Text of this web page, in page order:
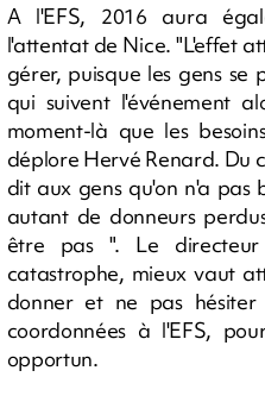
A l'EFS, 2016 aura
l'attentat de Nice. "L'effet
gérer, puisque les gens se
qui suivent l'événement
moment-là que les
déplore Hervé Renard. Du
dit aux gens qu'on n'a pas
autant de donneurs
être pas ". Le
catastrophe, mieux vaut
donner et ne pas
coordonnées à l'EFS,
opportun.